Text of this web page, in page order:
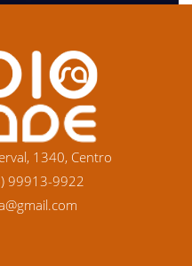
1340, Centro
99913-9922